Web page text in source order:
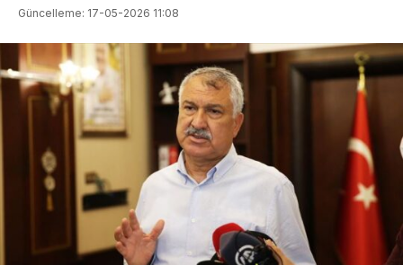
Güncelleme: 17-05-2026 11:08